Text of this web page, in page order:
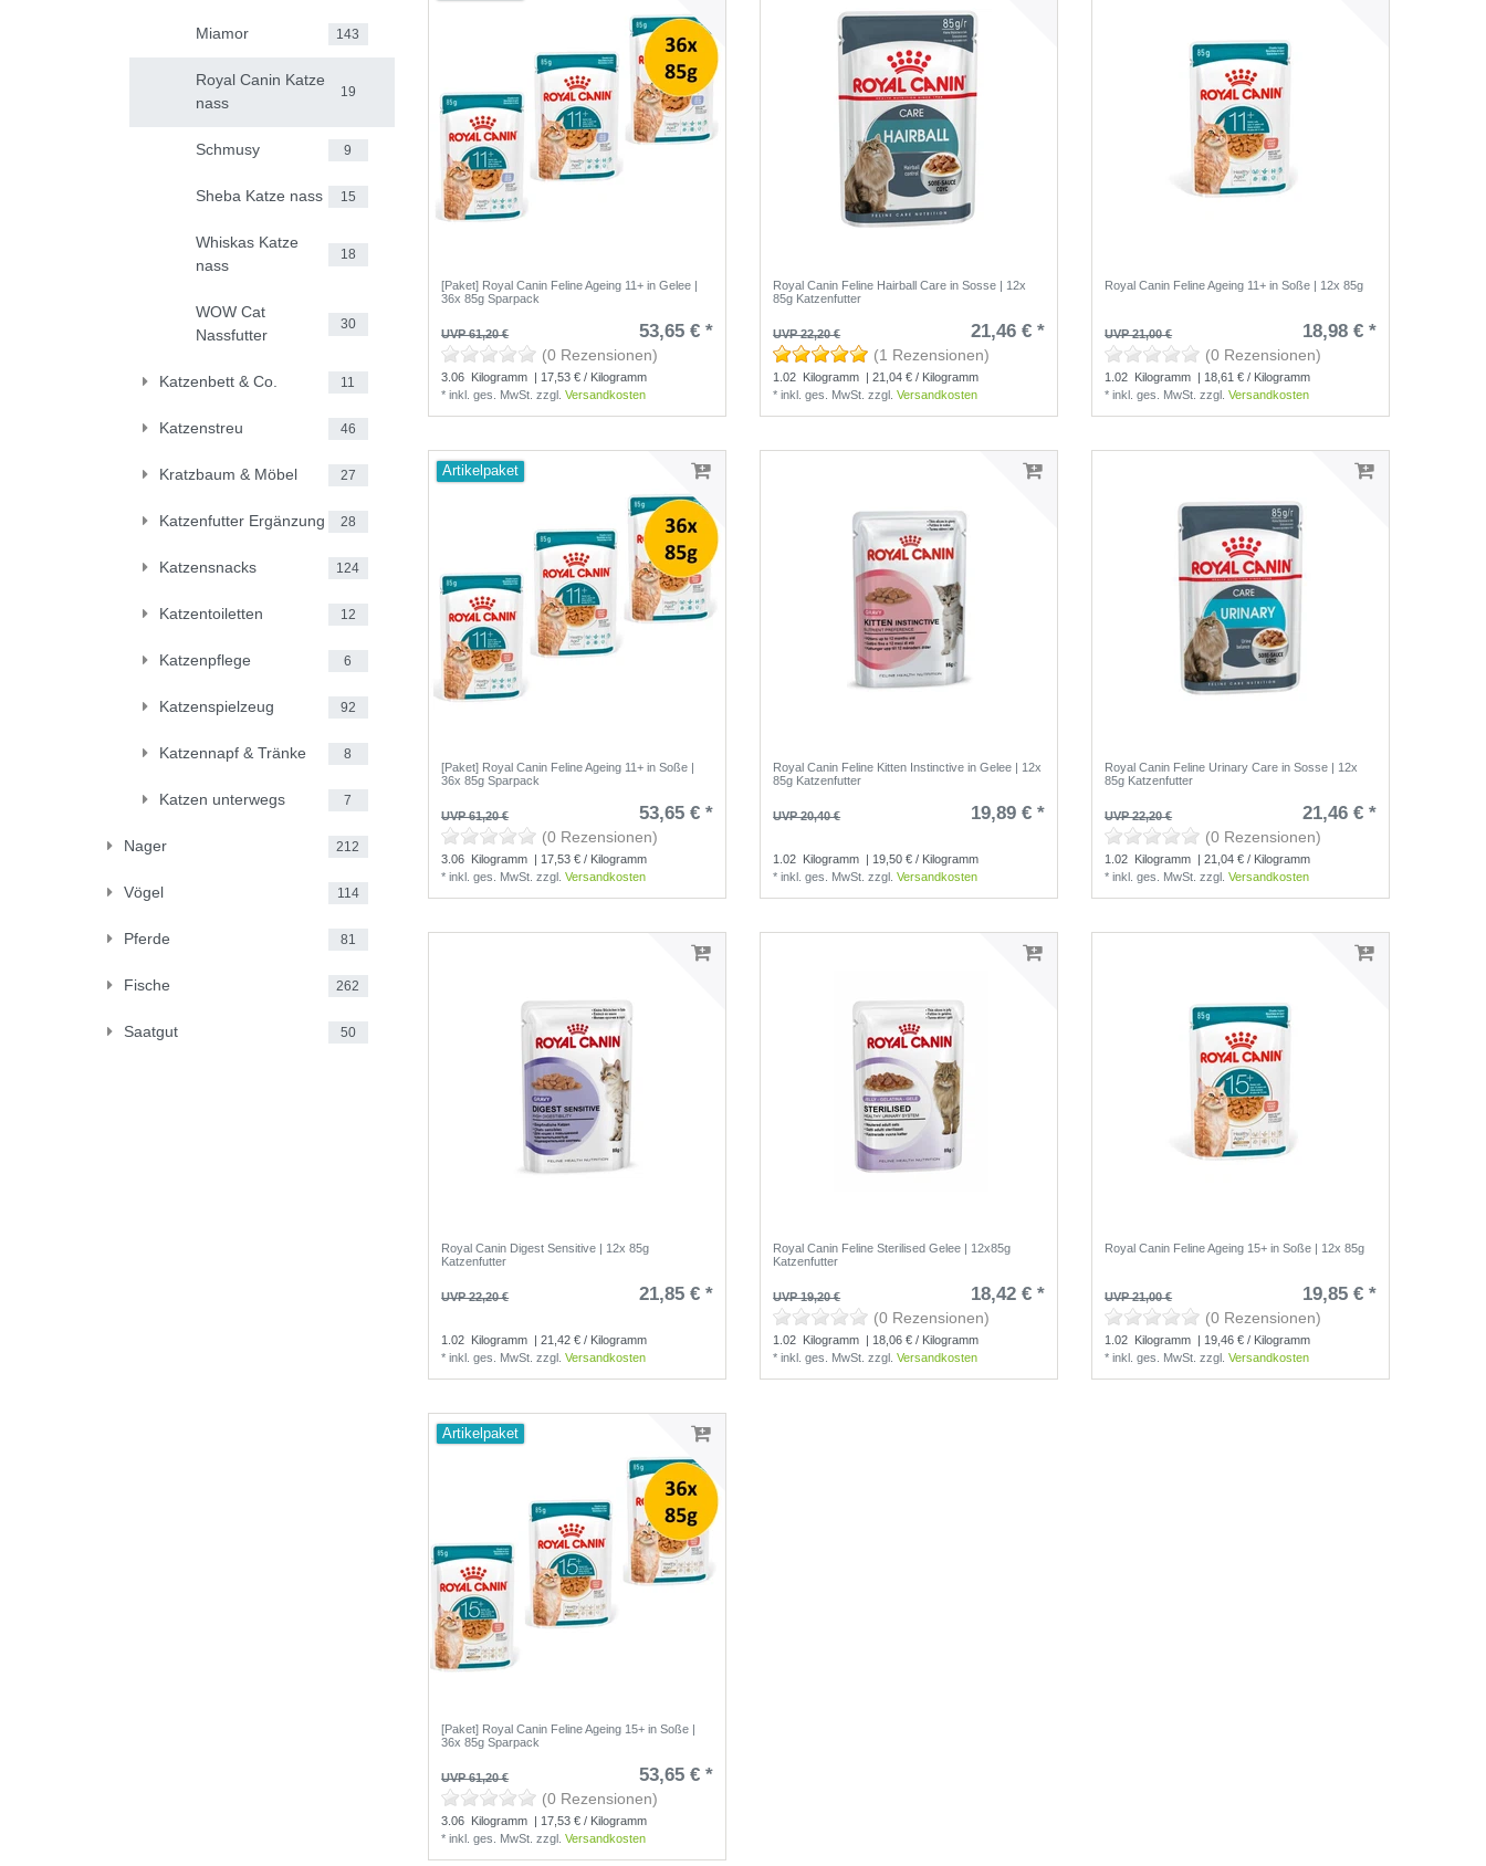
Miamor 143
Royal Canin Katze
nass
19
Schmusy 9
Sheba Katze nass 15
Whiskas Katze
nass
18
WOW Cat
Nassfutter
30
Katzenbett & Co. 11
Katzenstreu 46
Kratzbaum & Möbel 27
Katzenfutter Ergänzung 28
Katzensnacks 124
Katzentoiletten 12
Katzenpflege 6
Katzenspielzeug 92
Katzennapf & Tränke 8
Katzen unterwegs 7
Nager 212
Vögel 114
Pferde 81
Fische 262
Saatgut 50
[Paket] Royal Canin Feline Ageing 11+ in Gelee |
36x 85g Sparpack
UVP 61,20 € 53,65 € *
(0 Rezensionen)
3.06 Kilogramm
| 17,53 € / Kilogramm
*inkl. ges. MwSt. zzgl.Versandkosten
Royal Canin Feline Hairball Care in Sosse | 12x
85g Katzenfutter
UVP 22,20 € 21,46 € *
(1 Rezensionen)
1.02 Kilogramm
| 21,04 € / Kilogramm
*inkl. ges. MwSt. zzgl.Versandkosten
Royal Canin Feline Ageing 11+ in Soße | 12x 85g
UVP 21,00 € 18,98 € *
(0 Rezensionen)
1.02 Kilogramm
| 18,61 € / Kilogramm
*inkl. ges. MwSt. zzgl.Versandkosten
Artikelpaket
[Paket] Royal Canin Feline Ageing 11+ in Soße |
36x 85g Sparpack
UVP 61,20 € 53,65 € *
(0 Rezensionen)
3.06 Kilogramm | 17,53 € / Kilogramm
*inkl. ges. MwSt. zzgl.Versandkosten
Royal Canin Feline Kitten Instinctive in Gelee | 12x
85g Katzenfutter
UVP 20,40 € 19,89 € *
1.02 Kilogramm | 19,50 € / Kilogramm
*inkl. ges. MwSt. zzgl.Versandkosten
Royal Canin Feline Urinary Care in Sosse | 12x
85g Katzenfutter
UVP 22,20 € 21,46 € *
(0 Rezensionen)
1.02 Kilogramm | 21,04 € / Kilogramm
*inkl. ges. MwSt. zzgl.Versandkosten
Royal Canin Digest Sensitive | 12x 85g
Katzenfutter
UVP 22,20 € 21,85 € *
1.02 Kilogramm | 21,42 € / Kilogramm
*inkl. ges. MwSt. zzgl.Versandkosten
Royal Canin Feline Sterilised Gelee | 12x85g
Katzenfutter
UVP 19,20 € 18,42 € *
(0 Rezensionen)
1.02 Kilogramm | 18,06 € / Kilogramm
*inkl. ges. MwSt. zzgl.Versandkosten
Royal Canin Feline Ageing 15+ in Soße | 12x 85g
UVP 21,00 € 19,85 € *
(0 Rezensionen)
1.02 Kilogramm | 19,46 € / Kilogramm
*inkl. ges. MwSt. zzgl.Versandkosten
Artikelpaket
[Paket] Royal Canin Feline Ageing 15+ in Soße |
36x 85g Sparpack
UVP 61,20 € 53,65 € *
(0 Rezensionen)
3.06 Kilogramm
| 17,53 € / Kilogramm
*inkl. ges. MwSt. zzgl.Versandkosten